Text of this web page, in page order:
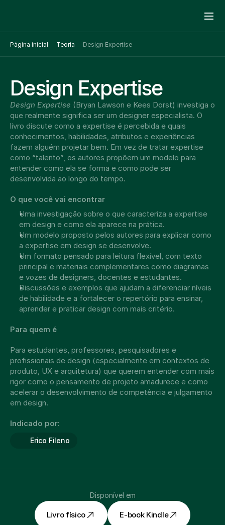
Página inicial Teoria Design Expertise
Design Expertise
Design Expertise (Bryan Lawson e Kees Dorst) investiga o
que realmente significa ser um designer especialista. O
livro discute como a expertise é percebida e quais
conhecimentos, habilidades, atributos e experiências
fazem alguém projetar bem. Em vez de tratar expertise
como “talento”, os autores propõem um modelo para
entender como ela se forma e como pode ser
desenvolvida ao longo do tempo.
O que você vai encontrar
Uma investigação sobre o que caracteriza a expertise
em design e como ela aparece na prática.
Um modelo proposto pelos autores para explicar como
a expertise em design se desenvolve.
Um formato pensado para leitura flexível, com texto
principal e materiais complementares como diagramas
e vozes de designers, docentes e estudantes.
Discussões e exemplos que ajudam a diferenciar níveis
de habilidade e a fortalecer o repertório para ensinar,
aprender e praticar design com mais critério.
Para quem é
Para estudantes, professores, pesquisadores e
profissionais de design (especialmente em contextos de
produto, UX e arquitetura) que querem entender com mais
rigor como o pensamento de projeto amadurece e como
acelerar o desenvolvimento de competência e julgamento
em design.
Indicado por:
Erico Fileno
Disponível em
Livro físico E-book Kindle